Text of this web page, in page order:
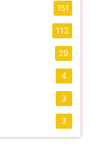
151
112
29
4
3
3